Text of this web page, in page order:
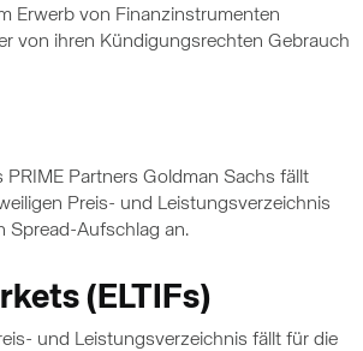
Erwerb von Finanzinstrumenten
von ihren Kündigungsrechten Gebrauch
PRIME Partners Goldman Sachs fällt
Preis- und Leistungsverzeichnis
Spread-Aufschlag an.
(ELTIFs)
und Leistungsverzeichnis fällt für die